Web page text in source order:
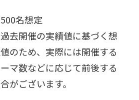
名想定
去開催の実績値に基づく想
のため、実際には開催する
マ数などに応じて前後する
がございます。